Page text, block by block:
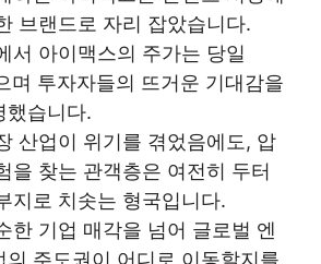
브랜드로 자리 잡았습니다.
서 아이맥스의 주가는 당일
며 투자자들의 뜨거운 기대감을
했습니다.
산업이 위기를 겪었음에도, 압
을 찾는 관객층은 여전히 두터
지로 치솟는 형국입니다.
한 기업 매각을 넘어 글로벌 엔
의 주도권이 어디로 이동할지를